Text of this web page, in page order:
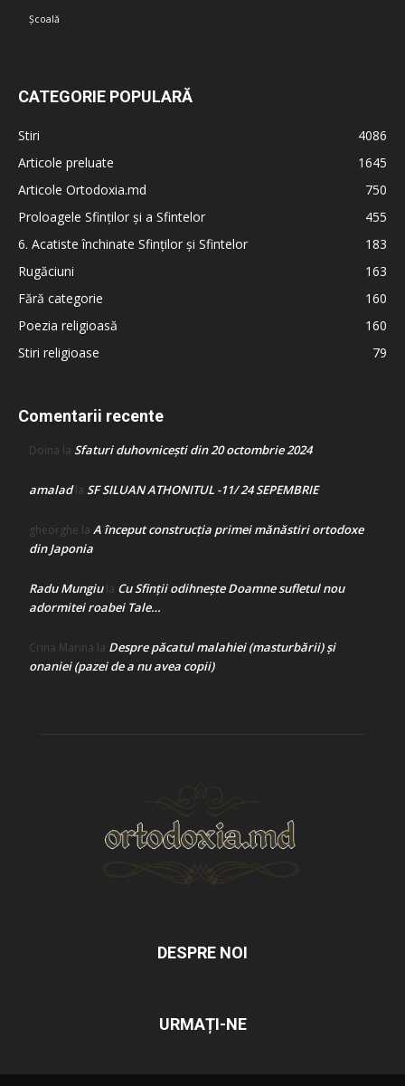
Școală
CATEGORIE POPULARĂ
Stiri
4086
Articole preluate
1645
Articole Ortodoxia.md
750
Proloagele Sfinților și a Sfintelor
455
6. Acatiste închinate Sfinților și Sfintelor
183
Rugăciuni
163
Fără categorie
160
Poezia religioasă
160
Stiri religioase
79
Comentarii recente
Doina la Sfaturi duhovnicești din 20 octombrie 2024
amaladla SF SILUAN ATHONITUL -11/ 24 SEPEMBRIE
gheorghe la A început construcţia primei mănăstiri ortodoxe
din Japonia
Radu Mungiula Cu Sfinții odihnește Doamne sufletul nou
adormitei roabei Tale…
Crina Marina la Despre păcatul malahiei (masturbării) şi
onaniei (pazei de a nu avea copii)
DESPRE NOI
URMAȚI-NE